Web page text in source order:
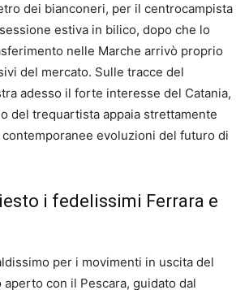
dei bianconeri, per il centrocampista
estiva in bilico, dopo che lo
nelle Marche arrivò proprio
del mercato. Sulle tracce del
adesso il forte interesse del Catania,
del trequartista appaia strettamente
evoluzioni del futuro di
i fedelissimi Ferrara e
per i movimenti in uscita del
aperto con il Pescara, guidato dal